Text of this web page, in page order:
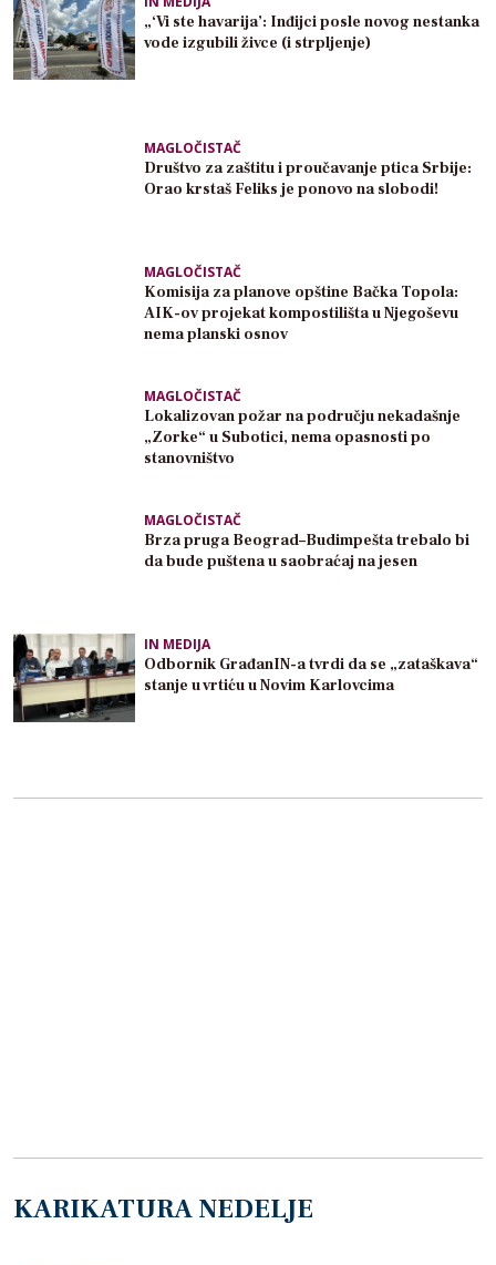
„‘Vi ste havarija’: Inđijci posle novog nestanka
vode izgubili živce (i strpljenje)
MAGLOČISTAČ
Društvo za zaštitu i proučavanje ptica Srbije:
Orao krstaš Feliks je ponovo na slobodi!
MAGLOČISTAČ
Komisija za planove opštine Bačka Topola:
AIK-ov projekat kompostilišta u Njegoševu
nema planski osnov
MAGLOČISTAČ
Lokalizovan požar na području nekadašnje
„Zorke“ u Subotici, nema opasnosti po
stanovništvo
MAGLOČISTAČ
Brza pruga Beograd–Budimpešta trebalo bi
da bude puštena u saobraćaj na jesen
IN MEDIJA
Odbornik GrađanIN-a tvrdi da se „zataškava“
stanje u vrtiću u Novim Karlovcima
KARIKATURA NEDELJE